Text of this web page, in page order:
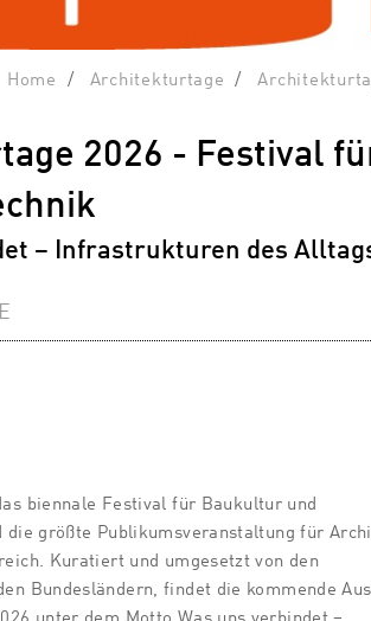
Home Architekturtage
2026 - Festival
– Infrastrukturen des
biennale Festival für Baukultur und
die größte Publikumsveranstaltung für
Kuratiert und umgesetzt von den
Bundesländern, findet die kommende